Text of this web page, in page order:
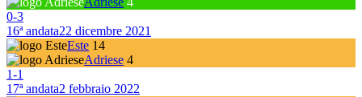
0-3
16ª andata22 dicembre 2021
Este 14
Adriese 4
1-1
17ª andata2 febbraio 2022